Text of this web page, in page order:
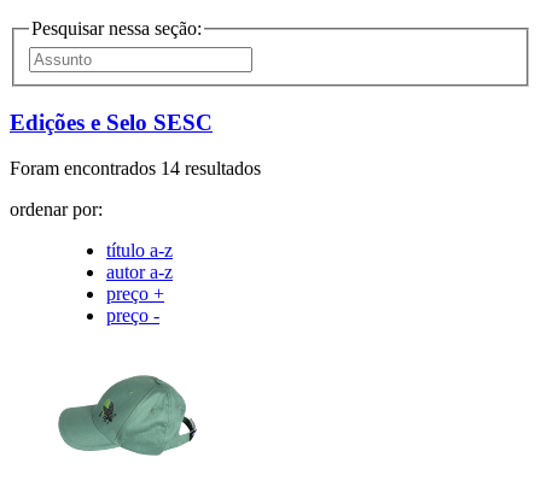
Pesquisar nessa seção:
Edições e Selo SESC
Foram encontrados 14 resultados
ordenar por:
título a-z
autor a-z
preço +
preço -